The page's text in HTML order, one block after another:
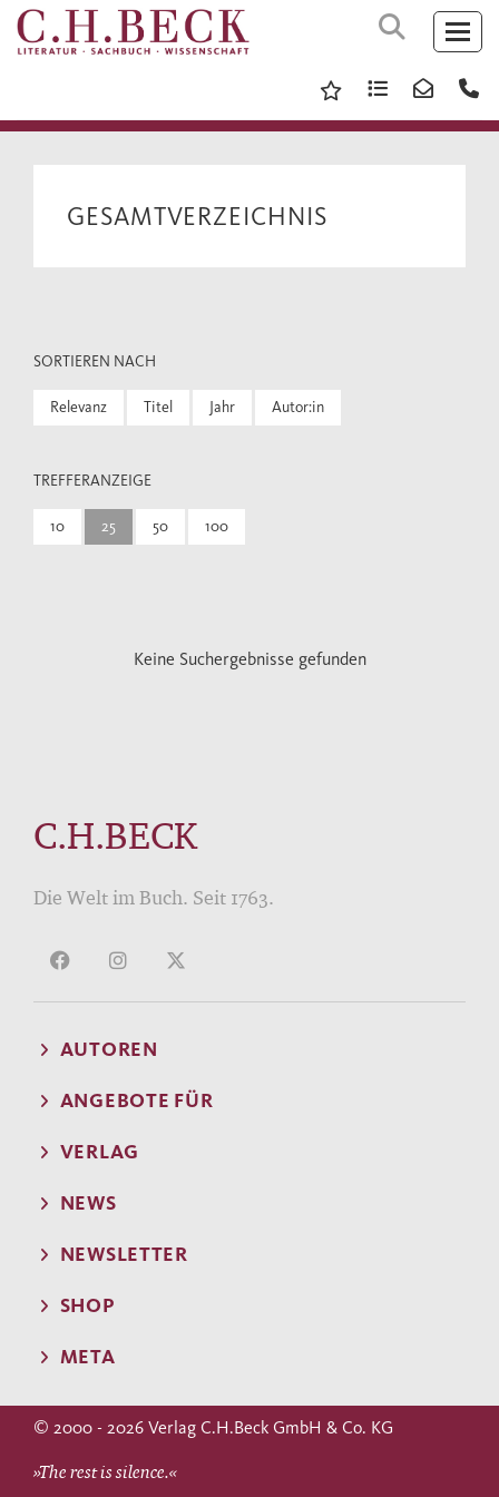
GESAMTVERZEICHNIS
SORTIEREN NACH
Relevanz Titel Jahr Autor:in
TREFFERANZEIGE
10 25 50 100
Keine Suchergebnisse gefunden
C.H.BECK
Die Welt im Buch. Seit 1763.
AUTOREN
ANGEBOTE FÜR
VERLAG
NEWS
NEWSLETTER
SHOP
META
© 2000 - 2026 Verlag C.H.Beck GmbH & Co. KG
»The rest is silence.«